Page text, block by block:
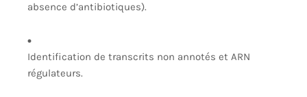
absence d’antibiotiques).
Identification de transcrits non annotés et ARN
régulateurs.